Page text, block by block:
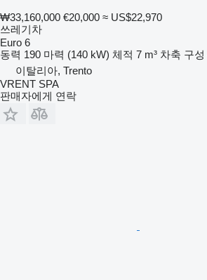
₩33,160,000 €20,000 ≈ US$22,970
쓰레기차
Euro 6
동력 190 마력 (140 kW) 체적 7 m³ 차축 구성
이탈리아, Trento
VRENT SPA
판매자에게 연락